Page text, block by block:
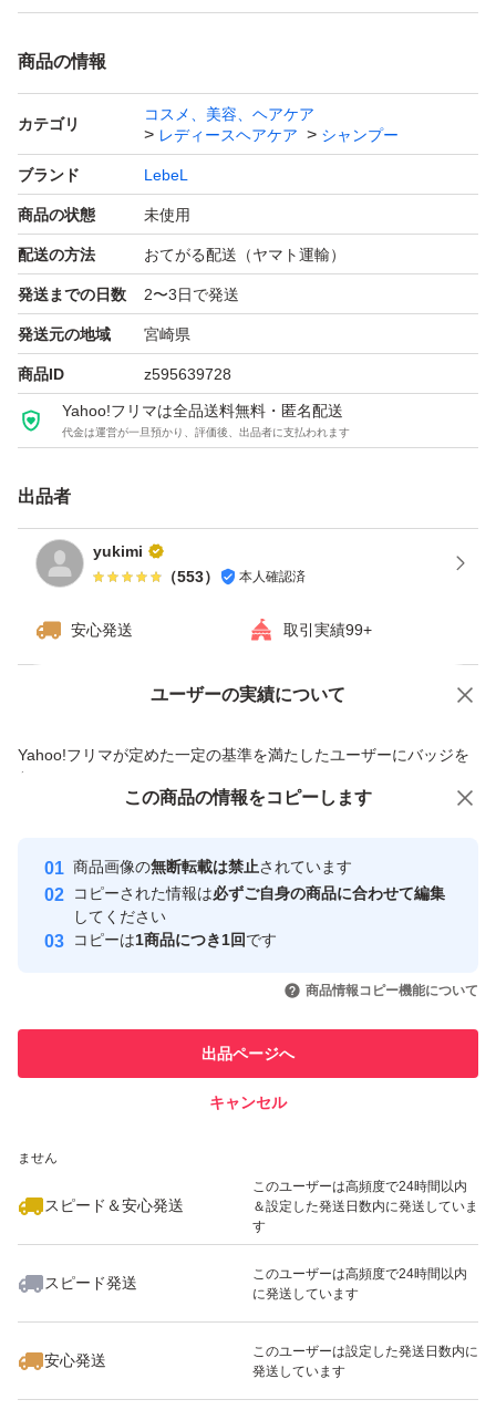
商品の情報
カテゴリ
コスメ、美容、ヘアケア
レディースヘアケア
シャンプー
ブランド LebeL
商品の状態 未使用
配送の方法 おてがる配送（ヤマト運輸）
発送までの日数 2〜3日で発送
発送元の地域 宮崎県
商品ID z595639728
Yahoo!フリマは全品送料無料・匿名配送
代金は運営が一旦預かり、評価後、出品者に支払われます
出品者
yukimi
（553） 本人確認済
安心発送 取引実績99+
ユーザーの実績について
Yahoo!フリマが定めた一定の基準を満たしたユーザーにバッジを
付与しています
安心取引出品者
心・安全なユーザーです
取引実績
引を完了させた実績があります
での取引実績があります
ません
スピード＆安心発送
このユーザーは高頻度で24時間以内
＆設定した発送日数内に発送していま
す
スピード発送
このユーザーは高頻度で24時間以内
に発送しています
安心発送
このユーザーは設定した発送日数内に
発送しています
価格の相談 商品への質問
この商品の情報をコピーします
商品画像の無断転載は禁止されています
コピーされた情報は必ずご自身の商品に合わせて編集
してください
コピーは1商品につき1回です
商品情報コピー機能について
出品ページへ
キャンセル
この商品をみている人にオススメ
いいね！
12,300